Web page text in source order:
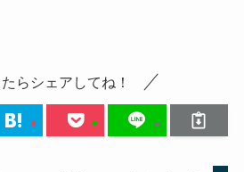
らシェアしてね！